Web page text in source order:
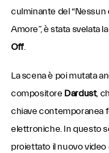
culminante del “Nessun
Amore”, è stata svelata la
Off.
La scena è poi mutata
compositore Dardust,
chiave contemporanea
elettroniche. In questo
proiettato il nuovo video